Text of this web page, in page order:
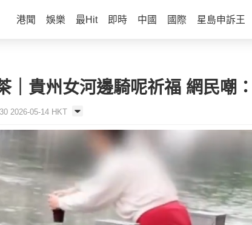
港聞 娛樂 最Hit 即時 中國 國際 星島申訴王
｜貴州女河邊騎呢祈福 網民嘲
2026-05-14 HKT